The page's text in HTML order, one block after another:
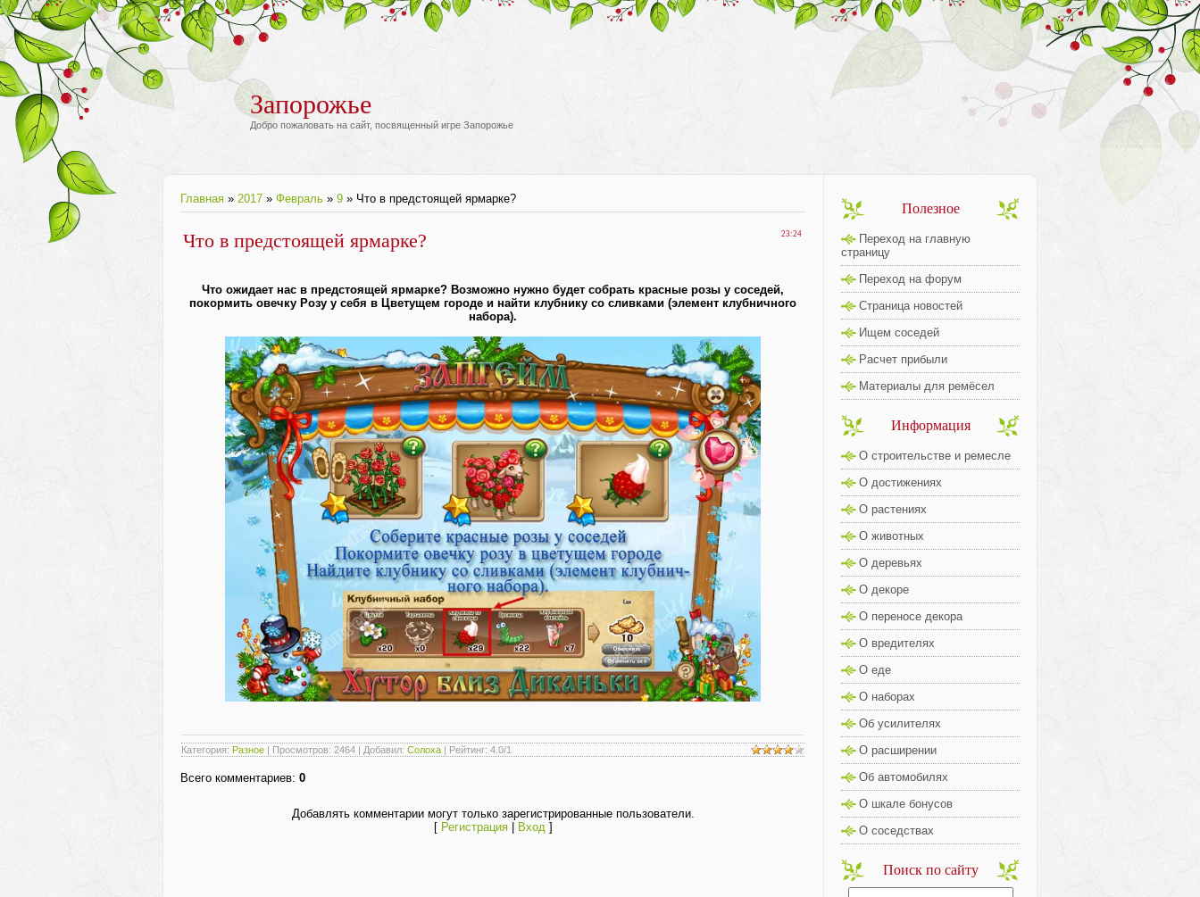
Запорожье
Добро пожаловать на сайт, посвященный игре Запорожье
Главная » 2017 » Февраль » 9 » Что в предстоящей ярмарке?
23:24
Что в предстоящей ярмарке?
Что ожидает нас в предстоящей ярмарке? Возможно нужно будет собрать красные розы у соседей,
покормить овечку Розу у себя в Цветущем городе и найти клубнику со сливками (элемент клубничного
набора).
Категория: Разное | Просмотров: 2464 | Добавил: Солоха | Рейтинг: 4.0/1
Всего комментариев: 0
Добавлять комментарии могут только зарегистрированные пользователи.
[ Регистрация| Вход]
Полезное
Переход на главную
страницу
Переход на форум
Страница новостей
Ищем соседей
Расчет прибыли
Материалы для ремёсел
Информация
О строительстве и ремесле
О достижениях
О растениях
О животных
О деревьях
О декоре
О переносе декора
О вредителях
О еде
О наборах
Об усилителях
О расширении
Об автомобилях
О шкале бонусов
О соседствах
Поиск по сайту